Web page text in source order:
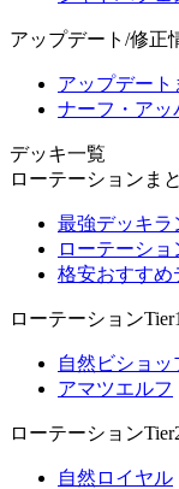
アップデート/修正
アップデート
ナーフ・アッ
デッキ一覧
ローテーションま
最強デッキラ
ローテーシ
格安おすすめ
ローテーションTier1
自然ビショッ
アマツエルフ
ローテーション
自然ロイヤル